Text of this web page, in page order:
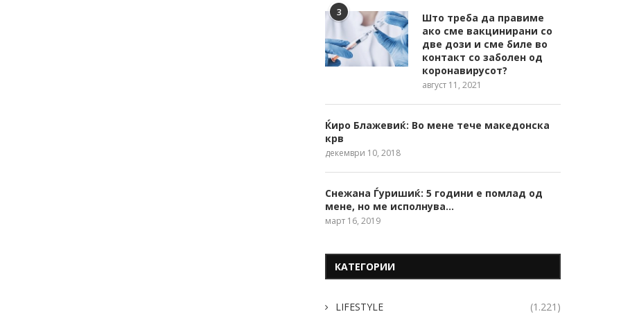
3
Што треба да правиме
ако сме вакцинирани со
две дози и сме биле во
контакт со заболен од
коронавирусот?
август 11, 2021
Ќиро Блажевиќ: Во мене тече македонска
крв
декември 10, 2018
Снежана Ѓуришиќ: 5 години е помлад од
мене, но ме исполнува…
март 16, 2019
КАТЕГОРИИ
LIFESTYLE (1.221)